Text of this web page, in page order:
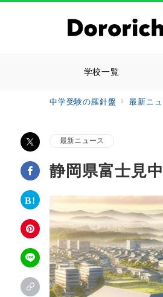
学校一覧
中学受験の羅針盤 最新ニ
最新ニュース
静岡県富士見